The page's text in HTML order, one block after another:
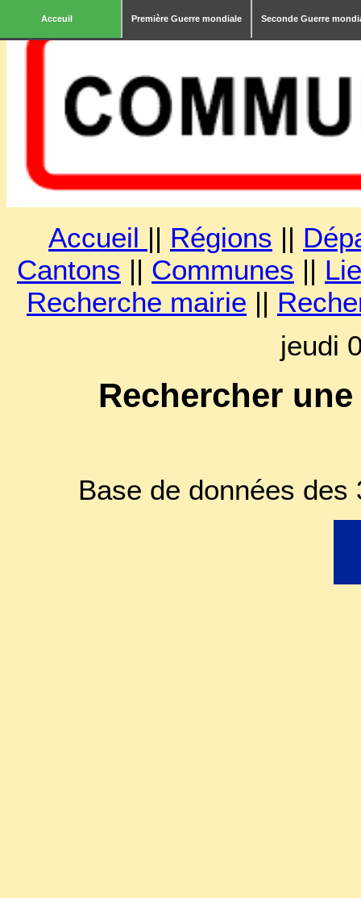
Acceuil Première Guerre mondiale Seconde Guerre
Accueil || Régions ||
Cantons || Communes ||
Recherche mairie ||
jeudi
Rechercher
Base de données